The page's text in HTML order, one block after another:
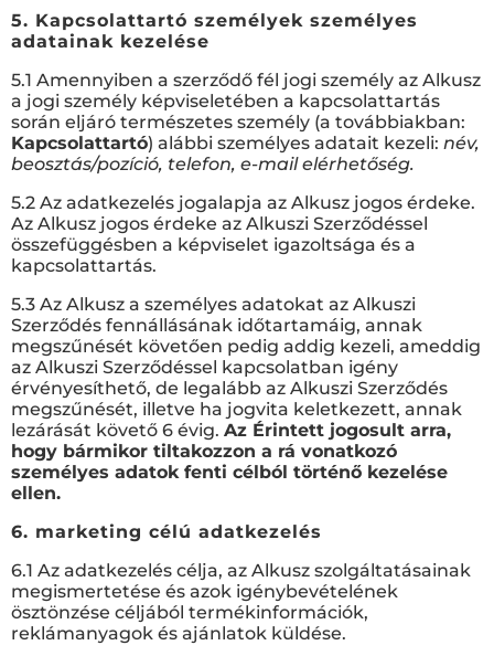
5. Kapcsolattartó személyek személyes
adatainak kezelése
5.1 Amennyiben a szerződő fél jogi személy az Alkusz
a jogi személy képviseletében a kapcsolattartás
során eljáró természetes személy (a továbbiakban:
Kapcsolattartó) alábbi személyes adatait kezeli: név,
beosztás/pozíció, telefon, e-mail elérhetőség.
5.2 Az adatkezelés jogalapja az Alkusz jogos érdeke.
Az Alkusz jogos érdeke az Alkuszi Szerződéssel
összefüggésben a képviselet igazoltsága és a
kapcsolattartás.
5.3 Az Alkusz a személyes adatokat az Alkuszi
Szerződés fennállásának időtartamáig, annak
megszűnését követően pedig addig kezeli, ameddig
az Alkuszi Szerződéssel kapcsolatban igény
érvényesíthető, de legalább az Alkuszi Szerződés
megszűnését, illetve ha jogvita keletkezett, annak
lezárását követő 6 évig. Az Érintett jogosult arra,
hogy bármikor tiltakozzon a rá vonatkozó
személyes adatok fenti célból történő kezelése
ellen.
6. marketing célú adatkezelés
6.1 Az adatkezelés célja, az Alkusz szolgáltatásainak
megismertetése és azok igénybevételének
ösztönzése céljából termékinformációk,
reklámanyagok és ajánlatok küldése.